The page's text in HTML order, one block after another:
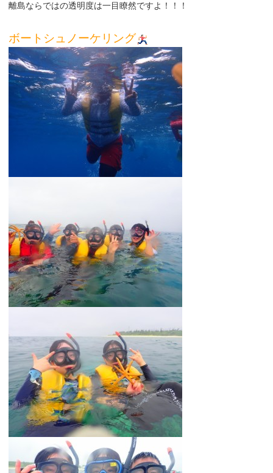
離島ならではの透明度は一目瞭然ですよ！！！
ボートシュノーケリング